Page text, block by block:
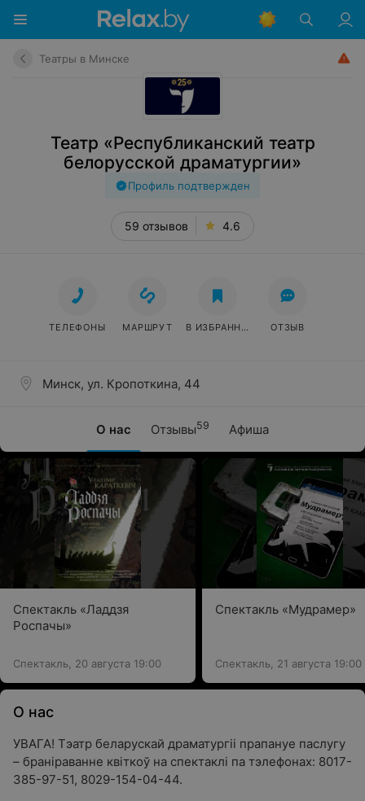
Театры в Минске
Театр «Республиканский театр
белорусской драматургии»
Профиль подтвержден
59 отзывов 4.6
О нас Отзывы59 Афиша
Минск, ул. Кропоткина, 44
ТЕЛЕФОНЫ МАРШРУТ В ИЗБРАННОЕ ОТЗЫВ
Спектакль «Ладдзя
Роспачы»
Спектакль, 20 августа 19:00
Спектакль «Мудрамер»
Спектакль, 21 августа 19:00
О нас
УВАГА! Тэатр беларускай драматургіі прапануе паслугу
– браніраванне квіткоў на спектаклі па тэлефонах: 8017-
385-97-51, 8029-154-04-44.